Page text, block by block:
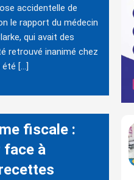
accidentelle de
le rapport du médecin
qui avait des
retrouvé inanimé chez
été […]
fiscale :
face à